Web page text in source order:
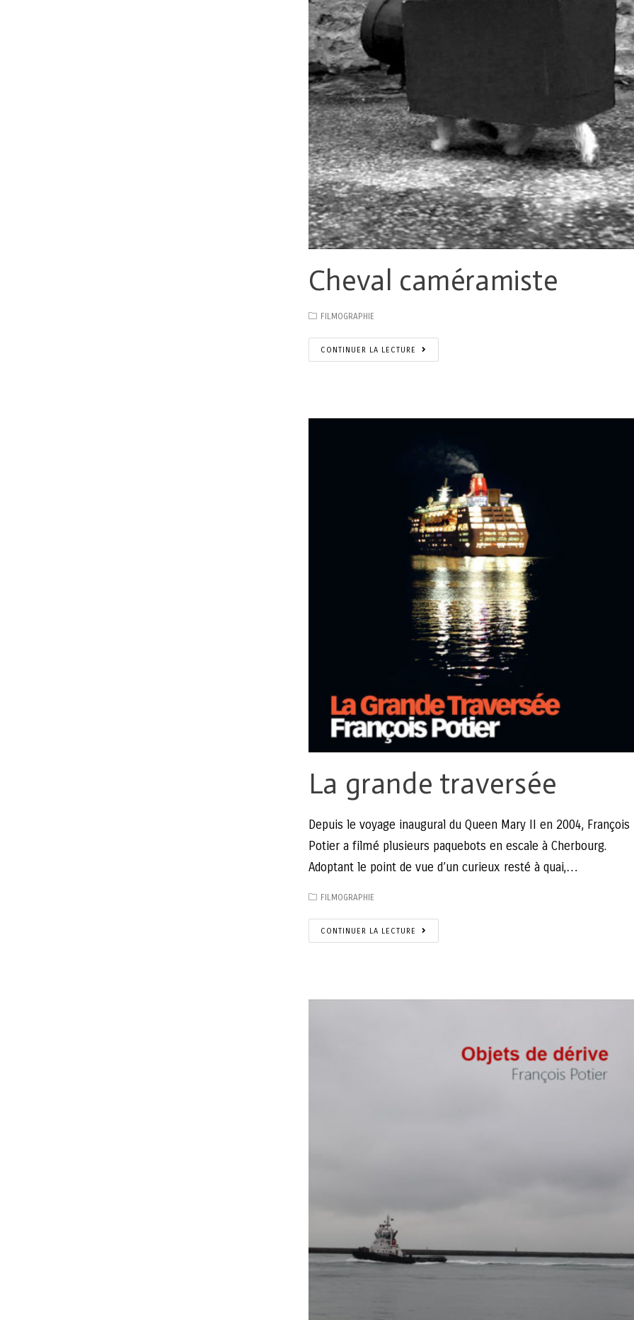
Cheval caméramiste
FILMOGRAPHIE
CONTINUER LA LECTURE
La grande traversée
Depuis le voyage inaugural du Queen Mary II en 2004, François
Potier a filmé plusieurs paquebots en escale à Cherbourg.
Adoptant le point de vue d’un curieux resté à quai,…
FILMOGRAPHIE
CONTINUER LA LECTURE